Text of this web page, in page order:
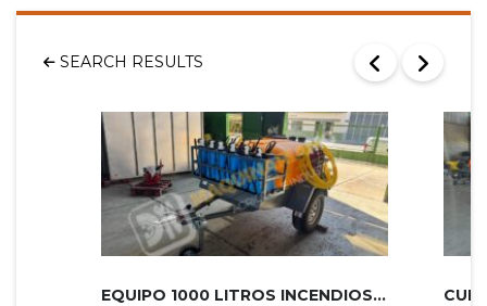
SEARCH RESULTS
EQUIPO 1000 LITROS INCENDIOS PLUS 2...